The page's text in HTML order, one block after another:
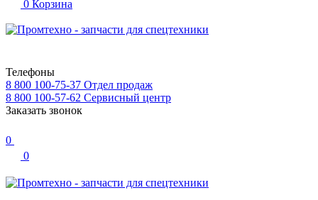
0 Корзина
Телефоны
8 800 100-75-37 Отдел продаж
8 800 100-57-62 Сервисный центр
Заказать звонок
0
0